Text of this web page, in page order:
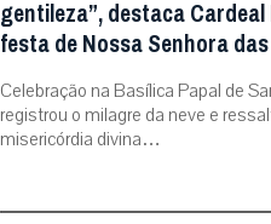
gentileza”, destaca
festa de Nossa Senhora
Celebração na Basílica Papal de
registrou o milagre da neve e
misericórdia divina…